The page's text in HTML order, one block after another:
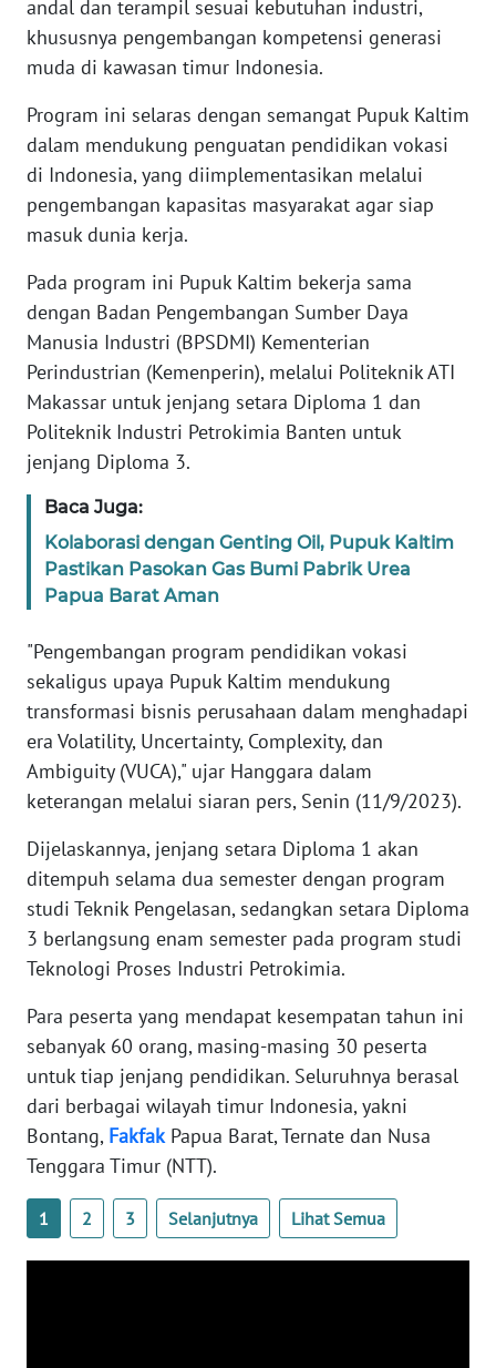
andal dan terampil sesuai kebutuhan industri,
khususnya pengembangan kompetensi generasi
muda di kawasan timur Indonesia.
Program ini selaras dengan semangat Pupuk Kaltim
dalam mendukung penguatan pendidikan vokasi
di Indonesia, yang diimplementasikan melalui
pengembangan kapasitas masyarakat agar siap
masuk dunia kerja.
Pada program ini Pupuk Kaltim bekerja sama
dengan Badan Pengembangan Sumber Daya
Manusia Industri (BPSDMI) Kementerian
Perindustrian (Kemenperin), melalui Politeknik ATI
Makassar untuk jenjang setara Diploma 1 dan
Politeknik Industri Petrokimia Banten untuk
jenjang Diploma 3.
Baca Juga:
Kolaborasi dengan Genting Oil, Pupuk Kaltim
Pastikan Pasokan Gas Bumi Pabrik Urea
Papua Barat Aman
"Pengembangan program pendidikan vokasi
sekaligus upaya Pupuk Kaltim mendukung
transformasi bisnis perusahaan dalam menghadapi
era Volatility, Uncertainty, Complexity, dan
Ambiguity (VUCA)," ujar Hanggara dalam
keterangan melalui siaran pers, Senin (11/9/2023).
Dijelaskannya, jenjang setara Diploma 1 akan
ditempuh selama dua semester dengan program
studi Teknik Pengelasan, sedangkan setara Diploma
3 berlangsung enam semester pada program studi
Teknologi Proses Industri Petrokimia.
Para peserta yang mendapat kesempatan tahun ini
sebanyak 60 orang, masing-masing 30 peserta
untuk tiap jenjang pendidikan. Seluruhnya berasal
dari berbagai wilayah timur Indonesia, yakni
Bontang, FakfakPapua Barat, Ternate dan Nusa
Tenggara Timur (NTT).
1 2 3 Selanjutnya Lihat Semua
NTT
WN
PAPUA
WN
BARAT
WN
RIAU
WN
SERAMBI
WN
JAMBI
WN
WN
SULTENG
WN
SULBAR
WN
BABEL
SUMBAR
WN
SUMSEL
WN